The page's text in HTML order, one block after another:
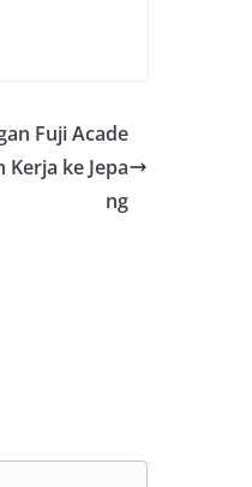
Fuji Acade
ke Jepa
ng